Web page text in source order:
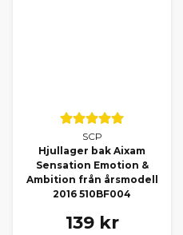
SCP
Hjullager bak Aixam
Sensation Emotion &
Ambition från årsmodell
2016 510BF004
139 kr